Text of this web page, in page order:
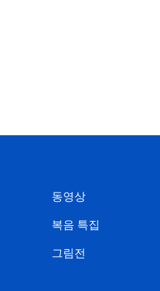
동영상
복음 특집
그림전